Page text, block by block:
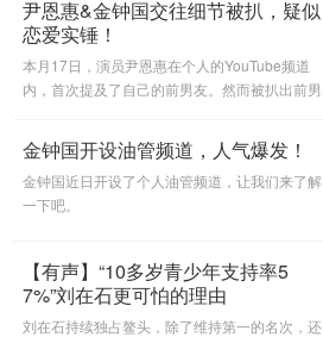
尹恩惠&金钟国交往细节被扒，疑似
恋爱实锤！
本月17日，演员尹恩惠在个人的YouTube频道
内，首次提及了自己的前男友。然而被扒出前男
金钟国开设油管频道，人气爆发！
金钟国近日开设了个人油管频道，让我们来了解
一下吧。
【有声】“10多岁青少年支持率5
7%”刘在石更可怕的理由
刘在石持续独占鳌头，除了维持第一的名次，还